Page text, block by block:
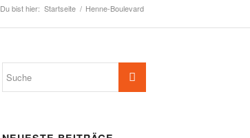
Du bist hier: Startseite / Henne-Boulevard